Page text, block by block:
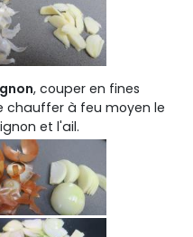
, couper en fines
chauffer à feu moyen le
et l'ail.